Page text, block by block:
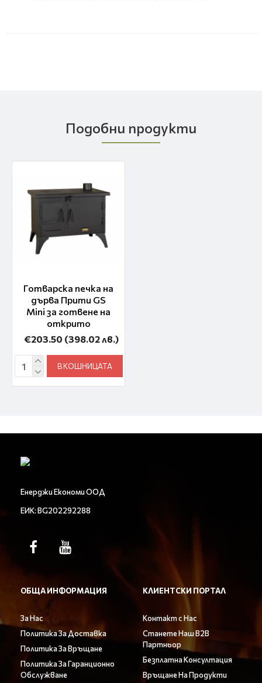
Подобни продукти
Готварска печка на
дърва Прити GS
Mini за готвене на
открито
€203.50 (398.02 лв.)
В КОШНИЦАТА
Енерджи Економи ООД
ЕИК: BG202292288
ОБЩА ИНФОРМАЦИЯ
За Нас
Политика За Доставка
Политика За Връщане
Политика За Гаранционно
Обслужване
КЛИЕНТСКИ ПОРТАЛ
Контакт с Нас
Станете Наш B2B
Партньор
Безплатна Консултация
Връщане На Продукти